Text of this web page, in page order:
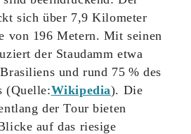
sich über 7,9 Kilometer
von 196 Metern. Mit seinen
der Staudamm etwa
und rund 75 % des
(Quelle:Wikipedia). Die
der Tour bieten
auf das riesige